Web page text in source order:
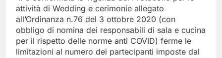
attività di Wedding e cerimonie allegato
all’Ordinanza n.76 del 3 ottobre 2020 (con
obbligo di nomina dei responsabili di sala e cucina
per il rispetto delle norme anti COVID) ferme le
limitazioni al numero dei partecipanti imposte dal